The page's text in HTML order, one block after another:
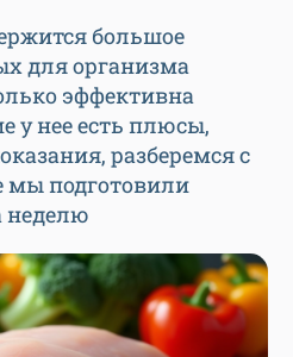
большое
для организма
эффективна
у нее есть плюсы,
разберемся с
мы подготовили
неделю